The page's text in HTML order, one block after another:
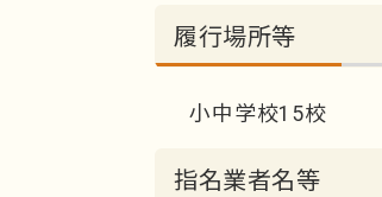
履行場所等
小中学校15校
指名業者名等